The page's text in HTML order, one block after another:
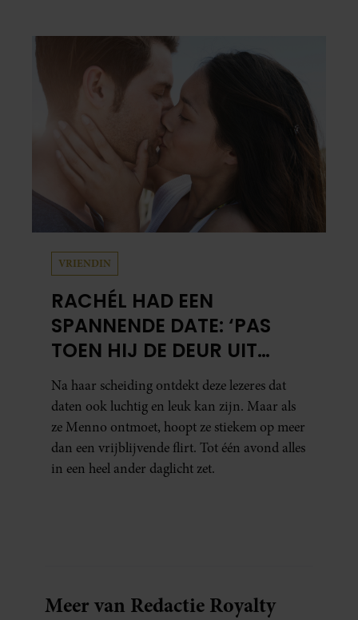
een voorstelling die niet alleen raakt, maar
het publiek ook aan het denken zet.
VRIENDIN
RACHÉL HAD EEN
SPANNENDE DATE: ‘PAS
TOEN HIJ DE DEUR UIT
WAS, BESEFTE IK WAT ER
ECHT WAS GEBEURD’
Na haar scheiding ontdekt deze lezeres dat
daten ook luchtig en leuk kan zijn. Maar als
ze Menno ontmoet, hoopt ze stiekem op meer
dan een vrijblijvende flirt. Tot één avond alles
in een heel ander daglicht zet.
Meer van Redactie Royalty